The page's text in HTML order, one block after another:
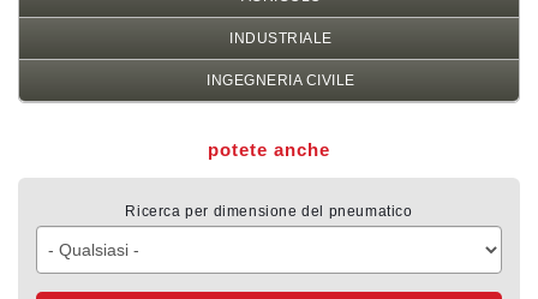
INDUSTRIALE
INGEGNERIA CIVILE
potete anche
Ricerca per dimensione del pneumatico